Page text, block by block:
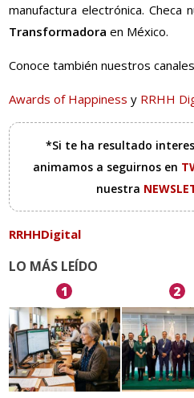
manufactura electrónica. Checa
Transformadora en México.
Conoce también nuestros
Awards of Happiness y RRHH
*Si te ha resultado
animamos a seguirnos en
nuestra
RRHHDigital
LO MÁS LEÍDO
1 2